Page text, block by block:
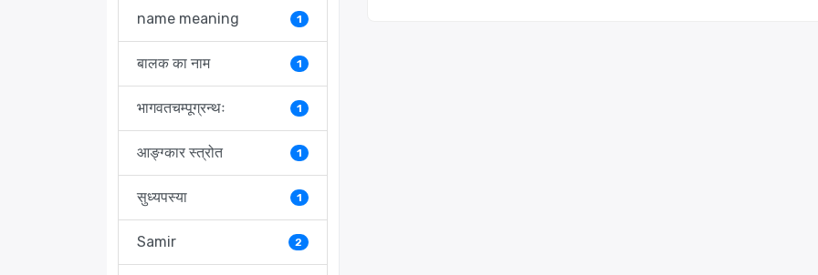
name meaning 1
बालक का नाम 1
भागवतचम्पूग्रन्थः 1
आङ्ग्कार स्त्रोत 1
सुध्यपस्या 1
Samir 2